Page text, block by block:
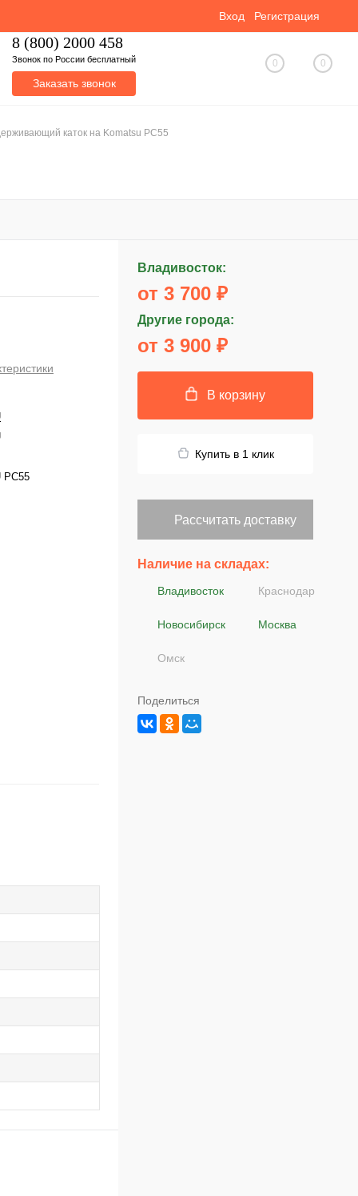
Вход Регистрация
8 (800) 2000 458
Звонок по России бесплатный
Заказать звонок
0 0
каток на Komatsu PC55
PC55
Владивосток:
от 3 700 ₽
Другие города:
от 3 900 ₽
В корзину
Купить в 1 клик
Рассчитать доставку
Наличие на складах:
Владивосток Краснодар
Новосибирск Москва
Омск
Поделиться